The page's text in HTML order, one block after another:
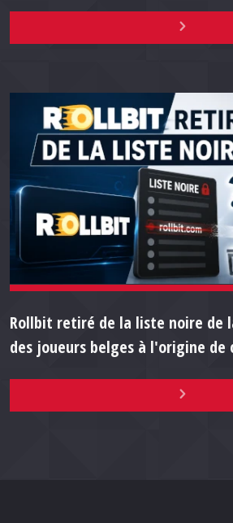
Rollbit retiré de la liste noire de
des joueurs belges à l'origine de